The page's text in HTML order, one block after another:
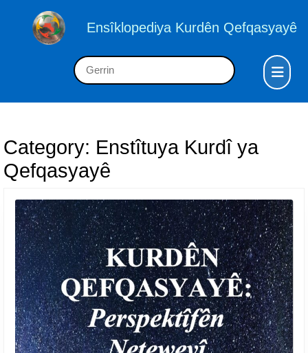
Ensîklopediya Kurdên Qefqasyayê
Search
for:
Category: Enstîtuya Kurdî ya
Qefqasyayê